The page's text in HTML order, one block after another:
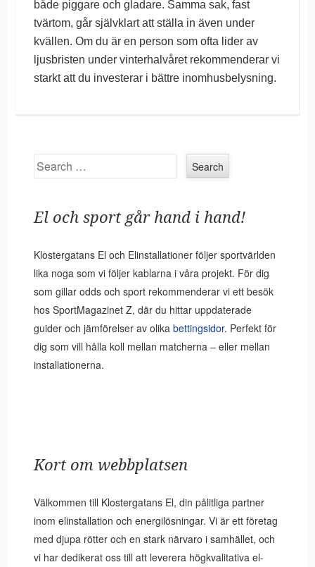
både piggare och gladare. Samma sak, fast
tvärtom, går självklart att ställa in även under
kvällen. Om du är en person som ofta lider av
ljusbristen under vinterhalvåret rekommenderar vi
starkt att du investerar i bättre inomhusbelysning.
Search
El och sport går hand i hand!
Klostergatans El och Elinstallationer följer sportvärlden
lika noga som vi följer kablarna i våra projekt. För dig
som gillar odds och sport rekommenderar vi ett besök
hos SportMagazinet Z, där du hittar uppdaterade
guider och jämförelser av olika bettingsidor. Perfekt för
dig som vill hålla koll mellan matcherna – eller mellan
installationerna.
Kort om webbplatsen
Välkommen till Klostergatans El, din pålitliga partner
inom elinstallation och energilösningar. Vi är ett företag
med djupa rötter och en stark närvaro i samhället, och
vi har dedikerat oss till att leverera högkvalitativa el-